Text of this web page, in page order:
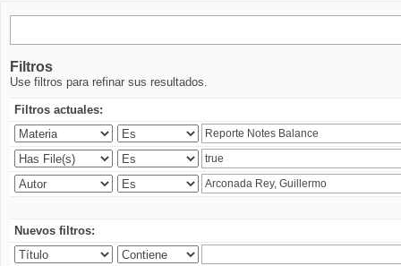
Filtros
Use filtros para refinar sus resultados.
Filtros actuales:
Nuevos filtros: